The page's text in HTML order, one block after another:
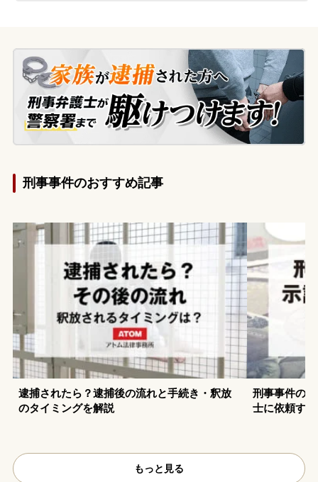
れや刑事処分に強い不安を感じたご両親
が、息子さんのために当事務所へ相談に来
られました。
刑事事件のおすすめ記事
逮捕されたら？逮捕後の流れと手続き・釈放
のタイミングを解説
刑事事件の
士に依頼す
もっと見る